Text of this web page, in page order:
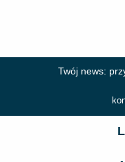
Twój news: